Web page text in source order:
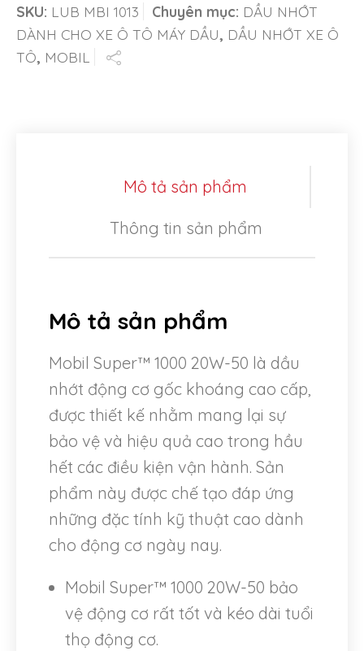
SKU: LUB MBI 1013 Chuyên mục: DẦU NHỚT
DÀNH CHO XE Ô TÔ MÁY DẦU, DẦU NHỚT XE Ô
TÔ, MOBIL
Mô tả sản phẩm
Thông tin sản phẩm
Mô tả sản phẩm
Mobil Super™ 1000 20W-50 là dầu
nhớt động cơ gốc khoáng cao cấp,
được thiết kế nhằm mang lại sự
bảo vệ và hiệu quả cao trong hầu
hết các điều kiện vận hành. Sản
phẩm này được chế tạo đáp ứng
những đặc tính kỹ thuật cao dành
cho động cơ ngày nay.
Mobil Super™ 1000 20W-50 bảo
vệ động cơ rất tốt và kéo dài tuổi
thọ động cơ.